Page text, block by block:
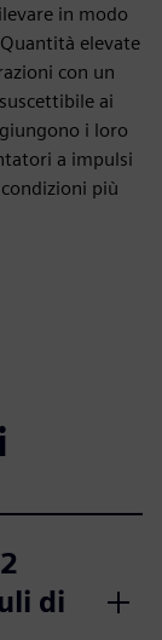
in modo
elevate
con un
ai
i loro
a impulsi
più
di